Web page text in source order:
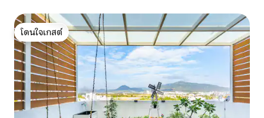
โดนใจเกสต์
โดนใจเกสต์